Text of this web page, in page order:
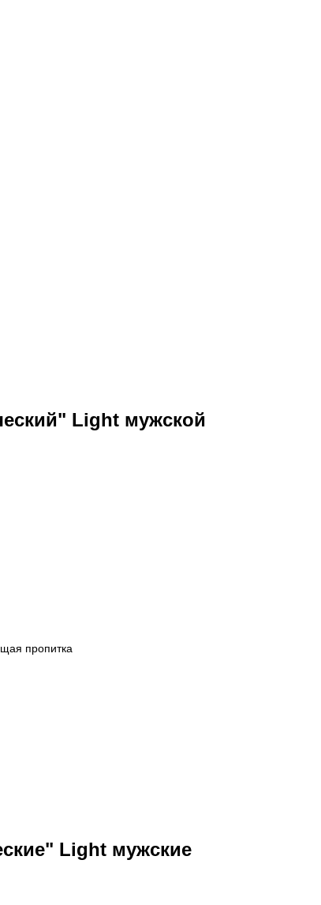
Light мужской
пропитка
Light мужские